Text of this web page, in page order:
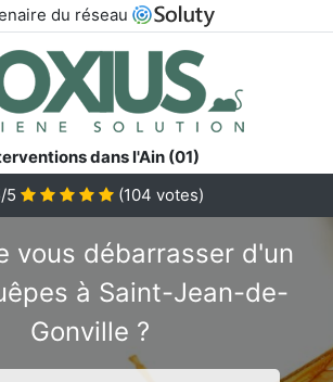
du réseau
dans l'Ain (01)
/5 (104 votes)
vous débarrasser d'un
à Saint-Jean-de-
Gonville ?